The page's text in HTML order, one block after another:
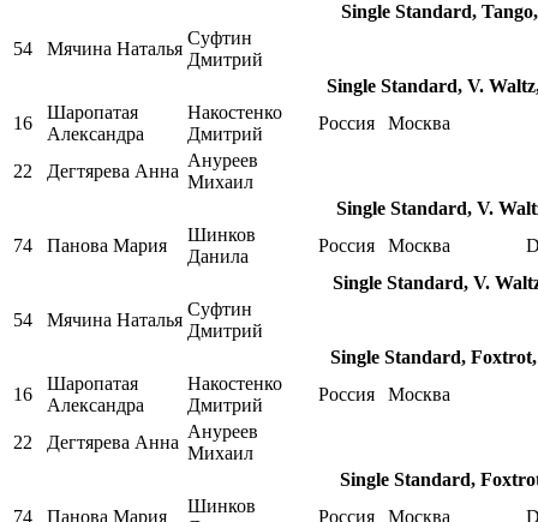
Single Standard,
54
Мячина Наталья
Суфтин
Дмитрий
Single Standard, V.
16
Шаропатая
Александра
Накостенко
Дмитрий
Россия Москва
22 Дегтярева Анна
Ануреев
Михаил
Single Standard, V.
74
Панова Мария
Шинков
Данила
Россия Москва
Single Standard, V.
54
Мячина Наталья
Суфтин
Дмитрий
Single Standard,
16
Шаропатая
Александра
Накостенко
Дмитрий
Россия Москва
22 Дегтярева Анна
Ануреев
Михаил
Single Standard,
74
Панова Мария
Шинков
Россия Москва